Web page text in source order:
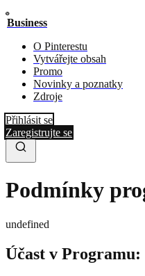
Business
O Pinterestu
Vytvářejte obsah
Promo
Novinky a poznatky
Zdroje
Přihlásit se
Zaregistrujte se
Podmínky
undefined
Účast v Programu: